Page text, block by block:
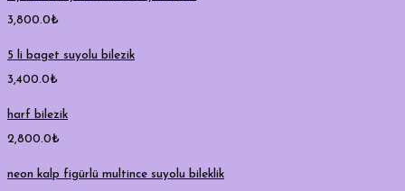
3,800.0₺
5 li baget suyolu bilezik
3,400.0₺
harf bilezik
2,800.0₺
neon kalp figürlü multince suyolu bileklik